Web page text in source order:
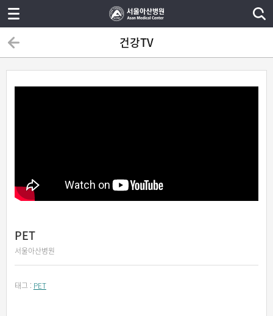
건강TV
PET
서울아산병원
태그 : PET